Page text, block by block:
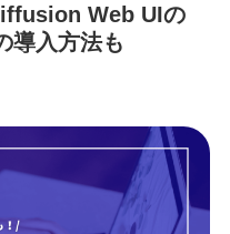
Web UIの
導入方法も